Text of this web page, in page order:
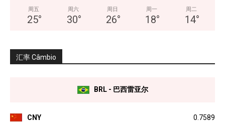
周五
25°
周六
30°
周日
26°
周一
18°
周二
14°
汇率 Câmbio
BRL - 巴西雷亚尔
CNY 0.7589